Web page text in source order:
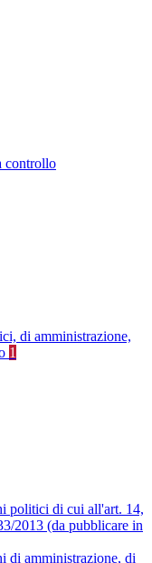
controllo
di amministrazione,
1
politici di cui all'art. 14,
2013 (da pubblicare in
di amministrazione, di